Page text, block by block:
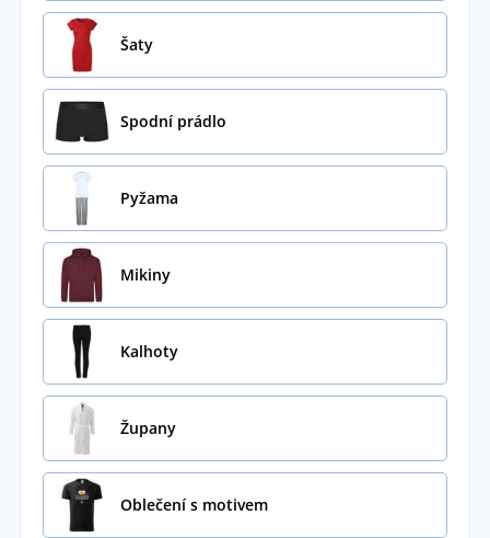
Šaty
Spodní prádlo
Pyžama
Mikiny
Kalhoty
Župany
Oblečení s motivem